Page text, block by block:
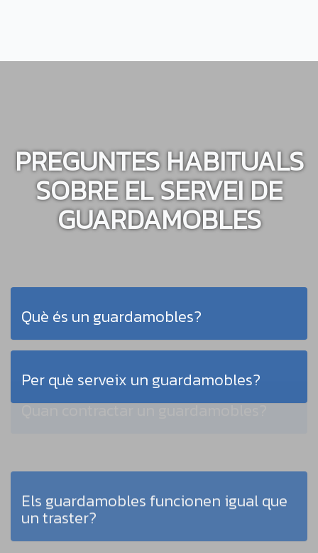
PREGUNTES HABITUALS
SOBRE EL SERVEI DE
GUARDAMOBLES
Què és un guardamobles?
Per què serveix un guardamobles?
Els guardamobles funcionen igual que
un traster?